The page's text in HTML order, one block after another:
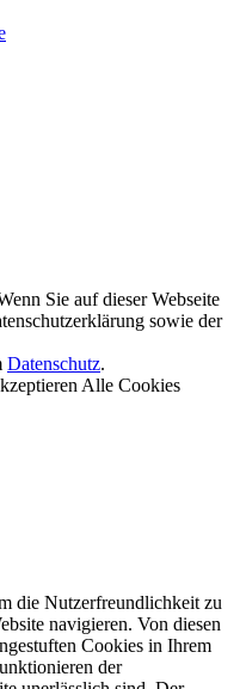
Sie auf dieser Webseite
sowie der
Datenschutz.
Alle Cookies
die Nutzerfreundlichkeit zu
navigieren. Von diesen
Cookies in Ihrem
der